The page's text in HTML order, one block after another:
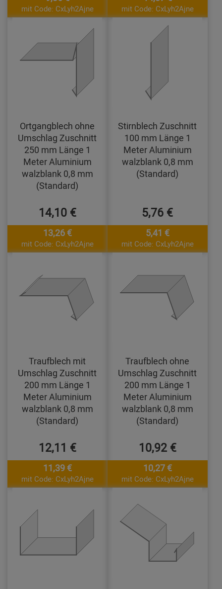
mit Code: CxLyh2Ajne mit Code: CxLyh2Ajne
Ortgangblech ohne
Umschlag Zuschnitt
250 mm Länge 1
Meter Aluminium
walzblank 0,8 mm
(Standard)
14,10 €
13,26 €
mit Code: CxLyh2Ajne
Stirnblech Zuschnitt
100 mm Länge 1
Meter Aluminium
walzblank 0,8 mm
(Standard)
5,76 €
5,41 €
mit Code: CxLyh2Ajne
Traufblech mit
Umschlag Zuschnitt
200 mm Länge 1
Meter Aluminium
walzblank 0,8 mm
(Standard)
12,11 €
11,39 €
mit Code: CxLyh2Ajne
Traufblech ohne
Umschlag Zuschnitt
200 mm Länge 1
Meter Aluminium
walzblank 0,8 mm
(Standard)
10,92 €
10,27 €
mit Code: CxLyh2Ajne